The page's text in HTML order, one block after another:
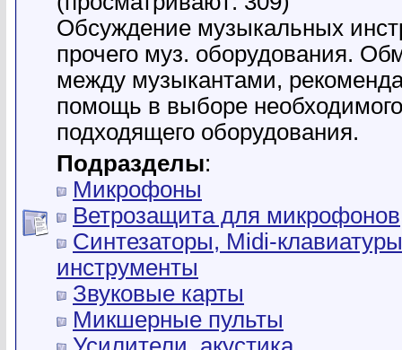
Обсуждение музыкальных
прочего муз. оборудования.
между музыкантами,
помощь в выборе
подходящего оборудования.
Подразделы:
Микрофоны
Ветрозащита для микрофонов
Синтезаторы, Midi-
инструменты
Звуковые карты
Микшерные пульты